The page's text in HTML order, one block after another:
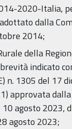
2020-Italia,
dalla
2014;
della
indicato
n. 1305 del 17
approvata
agosto 2023,
agosto 2023;